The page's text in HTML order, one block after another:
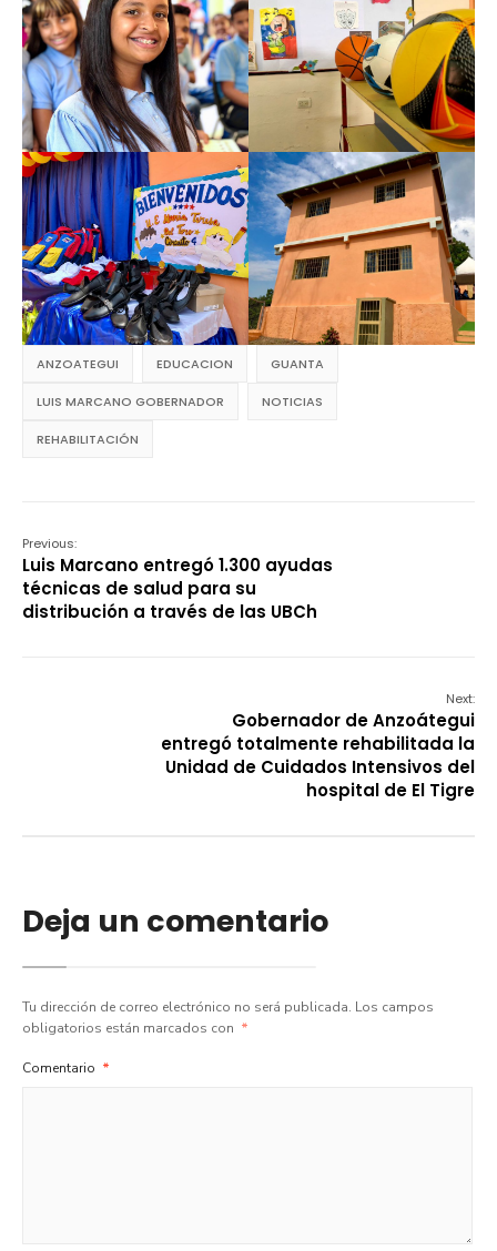
ANZOATEGUI EDUCACION GUANTA
LUIS MARCANO GOBERNADOR NOTICIAS
REHABILITACIÓN
Previous:
Luis Marcano entregó 1.300 ayudas
técnicas de salud para su
distribución a través de las UBCh
Next:
Gobernador de Anzoátegui
entregó totalmente rehabilitada la
Unidad de Cuidados Intensivos del
hospital de El Tigre
Deja un comentario
Tu dirección de correo electrónico no será publicada. Los campos
obligatorios están marcados con *
Comentario *